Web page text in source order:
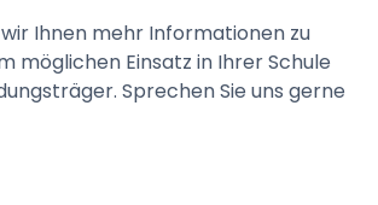
Ihnen mehr Informationen zu
möglichen Einsatz in Ihrer Schule
Sprechen Sie uns gerne